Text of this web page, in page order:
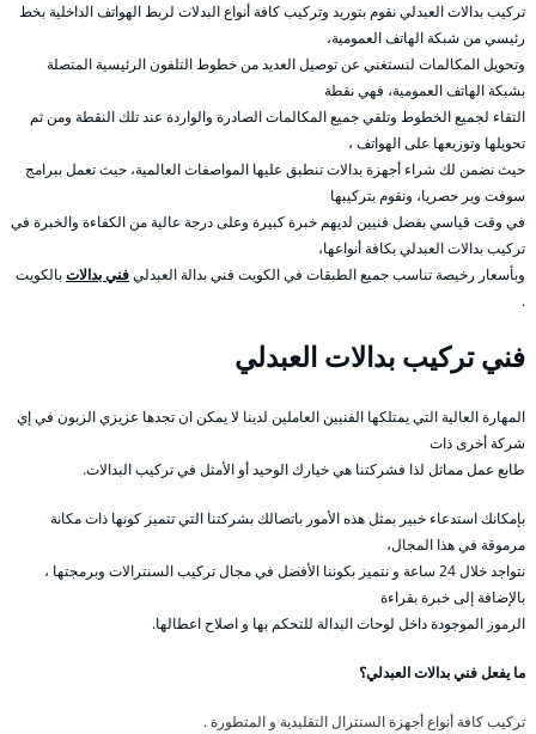
تركيب بدالات العبدلي نقوم بتوريد وتركيب كافة أنواع البدلات لربط الهواتف الداخلية بخط
رئيسي من شبكة الهاتف العمومية،
وتحويل المكالمات لنستغني عن توصيل العديد من خطوط التلفون الرئيسية المتصلة
بشبكة الهاتف العمومية، فهي نقطة
التقاء لجميع الخطوط وتلقي جميع المكالمات الصادرة والواردة عند تلك النقطة ومن ثم
تحويلها وتوزيعها على الهواتف ،
حيث نضمن لك شراء أجهزة بدالات تنطبق عليها المواصفات العالمية، حيث تعمل ببرامج
سوفت وير حصريا، ونقوم بتركيبها
في وقت قياسي بفضل فنيين لديهم خبرة كبيرة وعلى درجة عالية من الكفاءة والخبرة في
تركيب بدالات العبدلي بكافة أنواعها،
وبأسعار رخيصة تناسب جميع الطبقات في الكويت فني بدالة العبدليفني بدالاتبالكويت
.
فني تركيب بدالات العبدلي
المهارة العالية التي يمتلكها الفنيين العاملين لدينا لا يمكن ان تجدها عزيزي الزبون في إي
شركة أخرى ذات
طابع عمل مماثل لذا فشركتنا هي خيارك الوحيد أو الأمثل في تركيب البدالات.
بإمكانك استدعاء خبير بمثل هذه الأمور باتصالك بشركتنا التي تتميز كونها ذات مكانة
مرموقة في هذا المجال،
نتواجد خلال 24 ساعة و نتميز بكوننا الأفضل في مجال تركيب السنترالات وبرمجتها ،
بالإضافة إلى خبرة بقراءة
الرموز الموجودة داخل لوحات البدالة للتحكم بها و اصلاح اعطالها.
ما يفعل فني بدالات العبدلي؟
تركيب كافة أنواع أجهزة السنترال التقليدية و المتطورة .